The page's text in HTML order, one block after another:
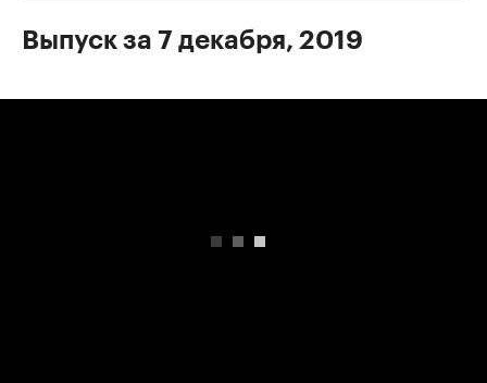
Выпуск за 7 декабря, 2019